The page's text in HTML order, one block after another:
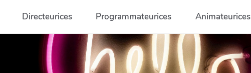
Directeurices Programmateurices Animateurices